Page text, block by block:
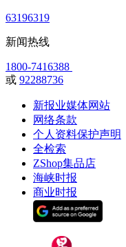
63196319
新闻热线
1800-7416388
或 92288736
新报业媒体网站
网络条款
个人资料保护声明
全检索
ZShop集品店
海峡时报
商业时报